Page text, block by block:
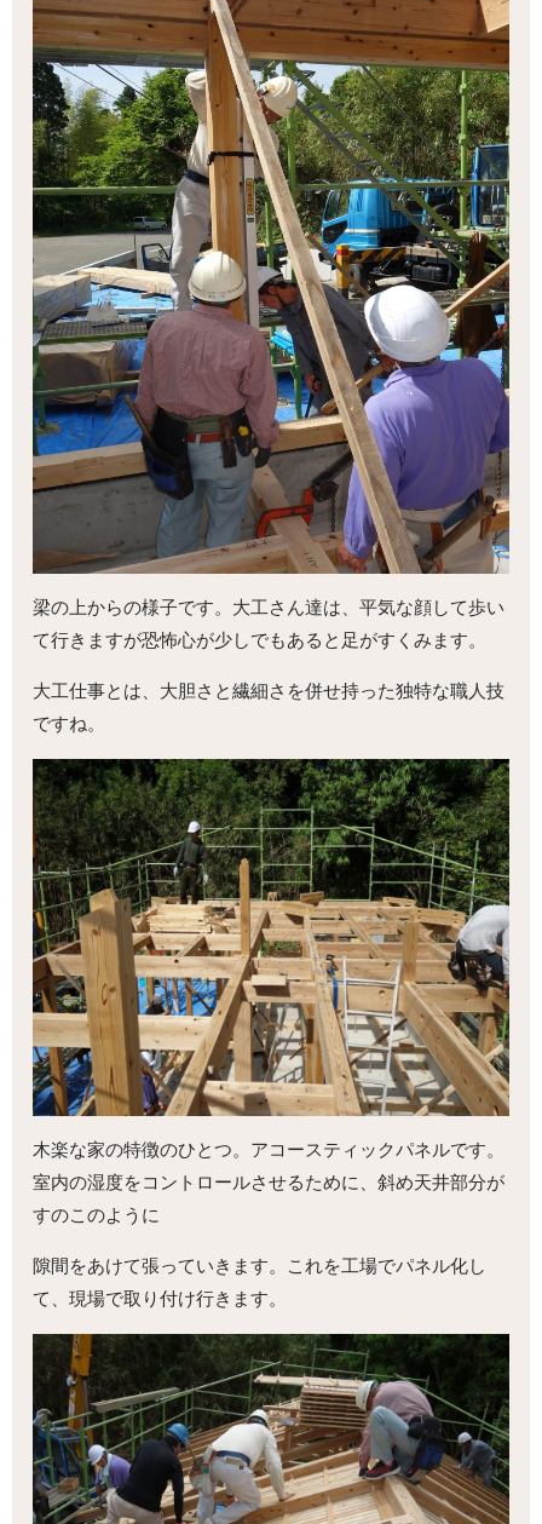
梁の上からの様子です。大工さん達は、平気な顔して歩い
て行きますが恐怖心が少しでもあると足がすくみます。
大工仕事とは、大胆さと繊細さを併せ持った独特な職人技
ですね。
木楽な家の特徴のひとつ。アコースティックパネルです。
室内の湿度をコントロールさせるために、斜め天井部分が
すのこのように
隙間をあけて張っていきます。これを工場でパネル化し
て、現場で取り付け行きます。